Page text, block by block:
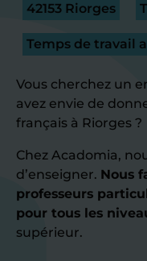
42153 Riorges
Temps de travail
Vous cherchez un
avez envie de
français à Riorges ?
Chez Acadomia,
d’enseigner. Nous
professeurs
pour tous les
supérieur.